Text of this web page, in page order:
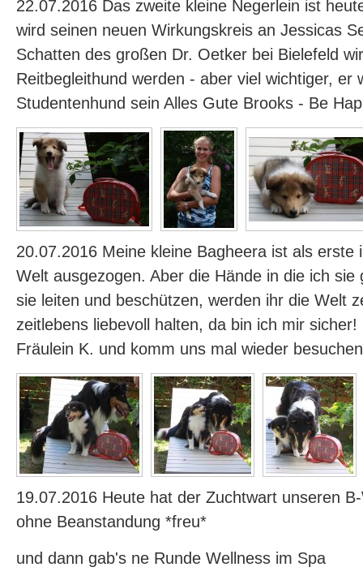
22.07.2016 Das zweite kleine Negerlein ist
wird seinen neuen Wirkungskreis an Jessicas
Schatten des großen Dr. Oetker bei Bielefeld
Reitbegleithund werden - aber viel wichtiger, er
Studentenhund sein Alles Gute Brooks - Be
20.07.2016 Meine kleine Bagheera ist als erste
Welt ausgezogen. Aber die Hände in die ich sie
sie leiten und beschützen, werden ihr die Welt
zeitlebens liebevoll halten, da bin ich mir
Fräulein K. und komm uns mal wieder
19.07.2016 Heute hat der Zuchtwart unseren
ohne Beanstandung *freu*
und dann gab's ne Runde Wellness im Spa